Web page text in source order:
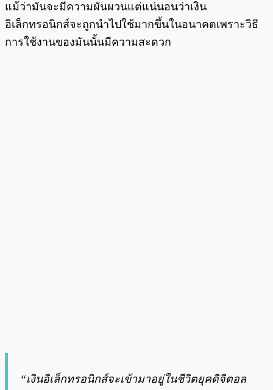
แม้ว่ามันจะมีความผันผวนแต่แน่นอนว่าเงิน
อิเล็กทรอนิกส์จะถูกนำไปใช้มากขึ้นในอนาคตเพราะวิธี
การใช้งานของมันนั้นมีความสะดวก
“เงินอิเล็กทรอนิกส์จะเข้ามาอยู่ในชีวิตยุคดิจิตอล